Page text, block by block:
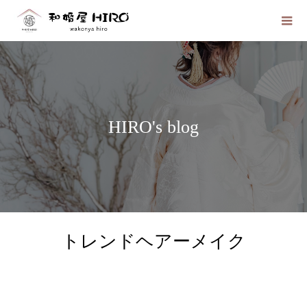
HIRO's blog
トレンドヘアーメイク